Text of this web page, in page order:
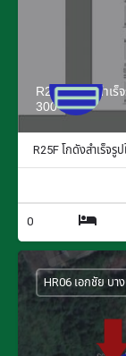
R25F โกดังสำเ
300 ตรม.
R25F โกดังสำเร็จ
0
HR06 เอกชัย บา